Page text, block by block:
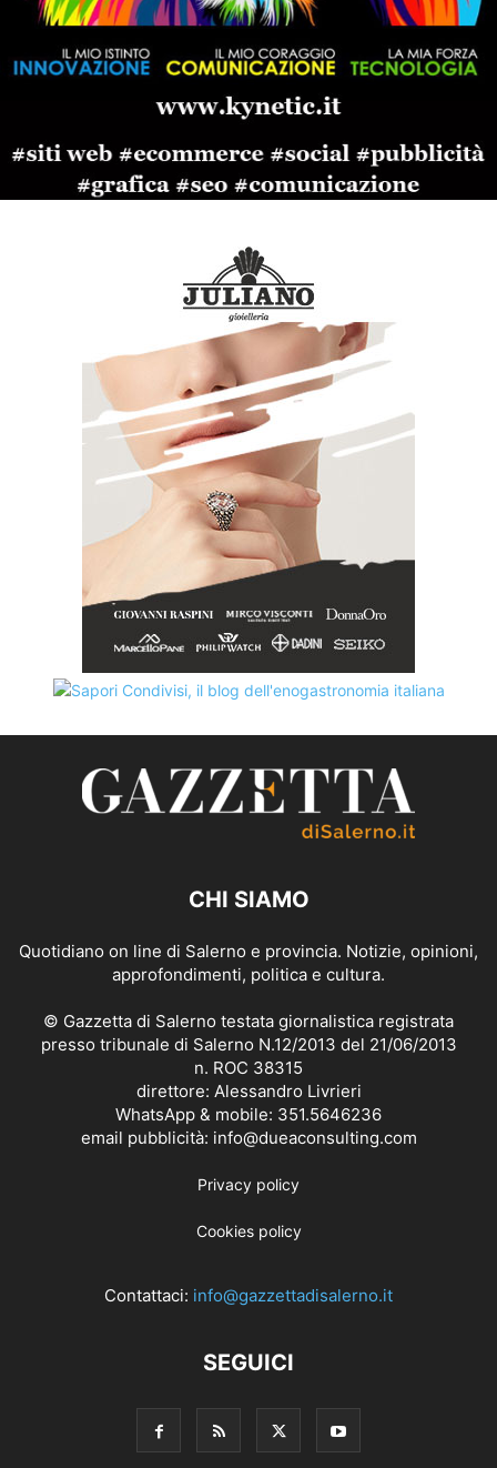
CHI SIAMO
Quotidiano on line di Salerno e provincia. Notizie, opinioni,
approfondimenti, politica e cultura.
© Gazzetta di Salerno testata giornalistica registrata
presso tribunale di Salerno N.12/2013 del 21/06/2013
n. ROC 38315
direttore: Alessandro Livrieri
WhatsApp & mobile: 351.5646236
email pubblicità: info@dueaconsulting.com
Privacy policy
Cookies policy
Contattaci: info@gazzettadisalerno.it
SEGUICI